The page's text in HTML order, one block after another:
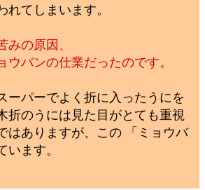
れてしまいます。
みの原因、
ウバンの仕業だったのです。
ーパーでよく折に入ったうにを
折のうには見た目がとても重視
はありますが、この 「ミョウバ
います。